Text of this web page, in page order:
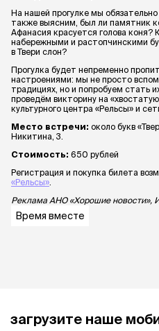
На нашей прогулке мы обязательно
также выясним, был ли памятник
Афанасия красуется голова коня?
набережными и растопчинскими
в Твери слон?
Прогулка будет непременно
настроениями: мы не просто
традициях, но и попробуем стать
проведём викторину на
культурного центра «Рельсы» и
Место встречи: около букв
Никитина, 3.
Стоимость: 650 рублей
Регистрация и покупка билета
«Рельсы»
Реклама АНО «Хорошие новости»,
Время вместе
загрузите наше